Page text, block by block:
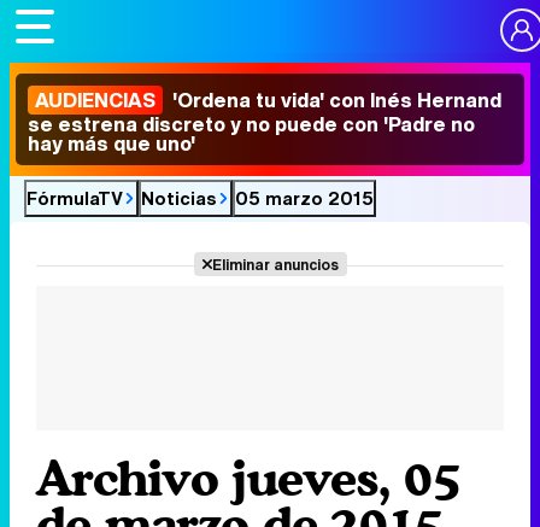
AUDIENCIAS 'Ordena tu vida' con Inés Hernand
se estrena discreto y no puede con 'Padre no
hay más que uno'
FórmulaTV Noticias 05 marzo 2015
Eliminar anuncios
Archivo jueves, 05